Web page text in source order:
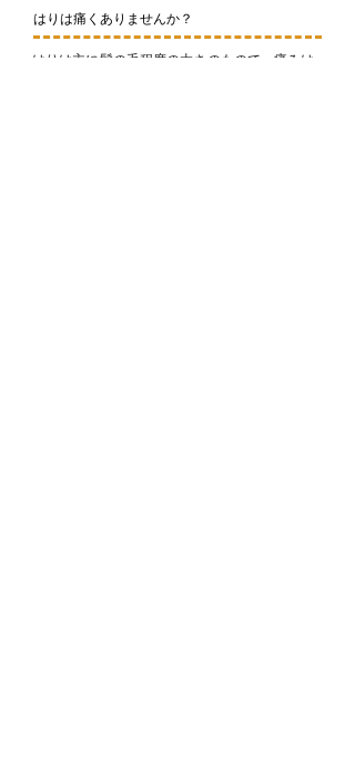
はりは痛くありませんか？
はりは主に髪の毛程度の太さのもので、痛みは